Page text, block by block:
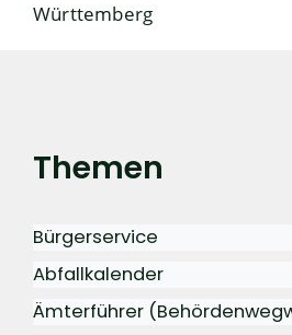
Württemberg
Themen
Bürgerservice
Abfallkalender
Ämterführer